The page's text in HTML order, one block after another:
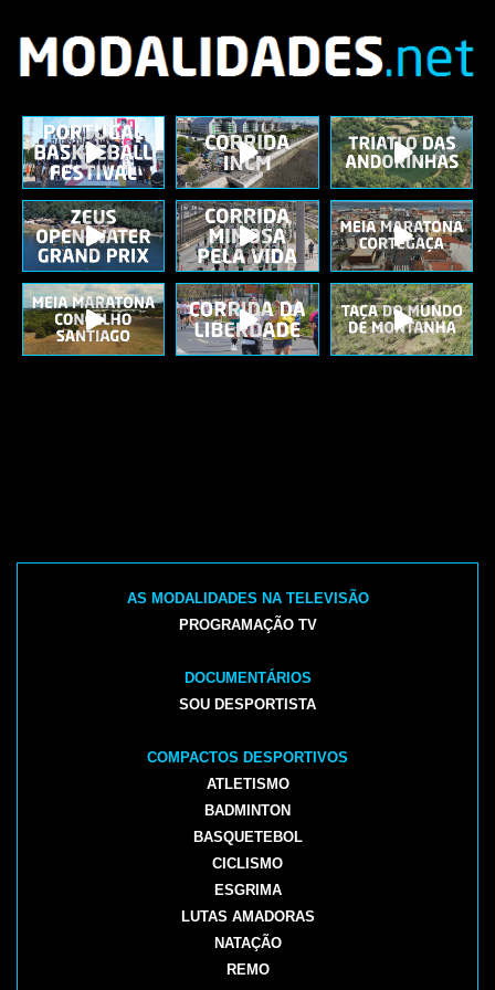
AS MODALIDADES NA TELEVISÃO
PROGRAMAÇÃO TV
DOCUMENTÁRIOS
SOU DESPORTISTA
COMPACTOS DESPORTIVOS
ATLETISMO
BADMINTON
BASQUETEBOL
CICLISMO
ESGRIMA
LUTAS AMADORAS
NATAÇÃO
REMO